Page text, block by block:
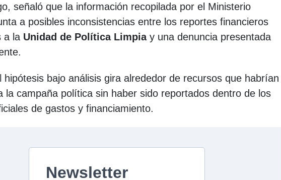
señaló que la información recopilada por el Ministerio
a posibles inconsistencias entre los reportes financieros
a la Unidad de Política Limpiay una denuncia presentada
hipótesis bajo análisis gira alrededor de recursos que habrían
la campaña política sin haber sido reportados dentro de los
de gastos y financiamiento.